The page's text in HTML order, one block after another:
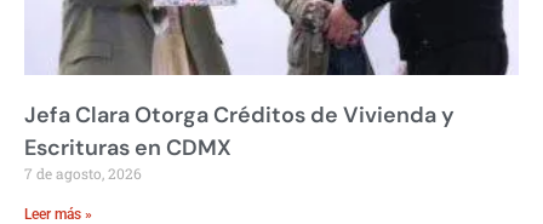
Jefa Clara Otorga Créditos de Vivienda y
Escrituras en CDMX
7 de agosto, 2026
Leer más »